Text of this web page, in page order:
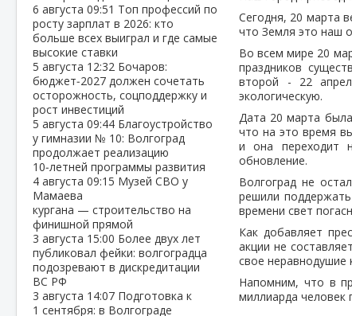
6 августа 09:51 Топ профессий по
росту зарплат в 2026: кто
больше всех выиграл и где самые
высокие ставки
5 августа 12:32 Бочаров:
бюджет‑2027 должен сочетать
осторожность, соцподдержку и
рост инвестиций
5 августа 09:44 Благоустройство
у гимназии № 10: Волгоград
продолжает реализацию
10‑летней программы развития
4 августа 09:15 Музей СВО у
Мамаева
кургана — строительство на
финишной прямой
3 августа 15:00 Более двух лет
публиковал фейки: волгоградца
подозревают в дискредитации
ВС РФ
3 августа 14:07 Подготовка к
1 сентября: в Волгограде
Сегодня, 20 марта
что Земля это наш
Во всем мире 20
праздников
второй - 22
экологическую.
Дата 20 марта
что на это время
и она переходит
обновление.
Волгоград не
решили
времени свет
Как добавляет
акции не
свое
Напомним, что в
миллиарда человек